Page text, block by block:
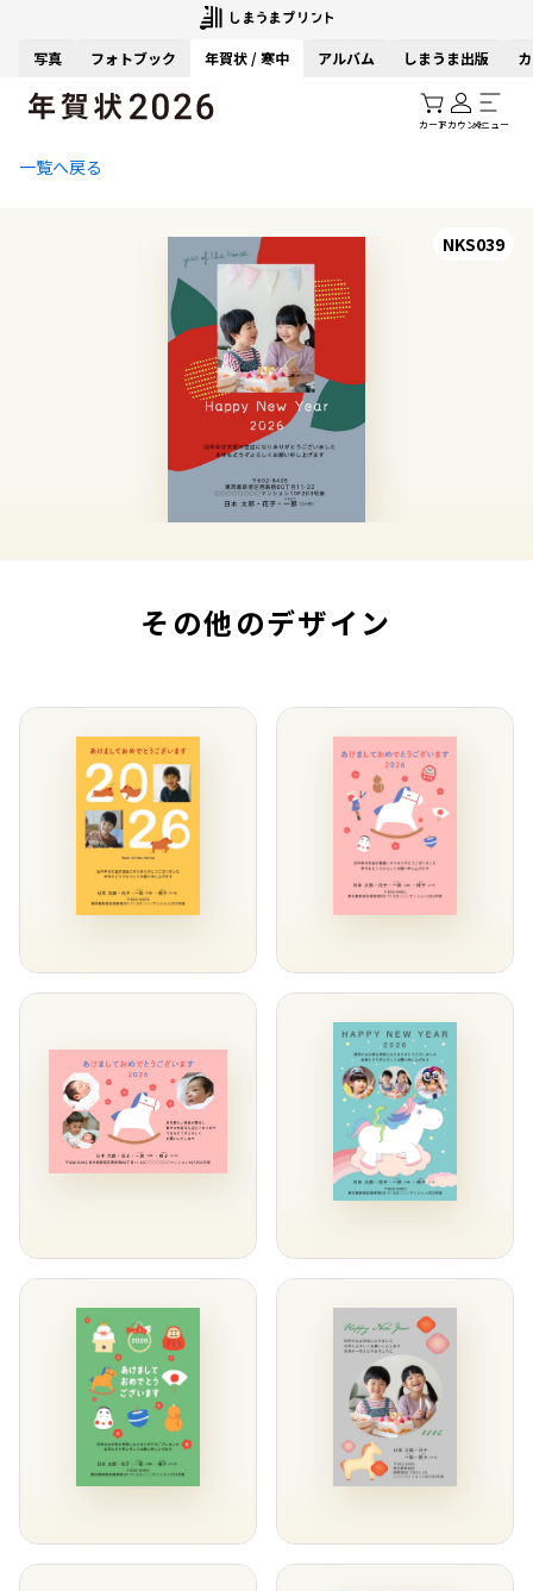
写真 フォトブック 年賀状 / 寒中 アルバム しまうま出版
カートアカウントメニュー
一覧へ戻る
NKS039
その他のデザイン